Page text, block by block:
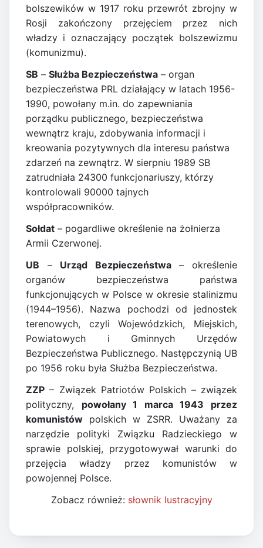
bolszewików w 1917 roku przewrót zbrojny w
Rosji zakończony przejęciem przez nich
władzy i oznaczający początek bolszewizmu
(komunizmu).
SB – Służba Bezpieczeństwa – organ
bezpieczeństwa PRL działający w latach 1956-
1990, powołany m.in. do zapewniania
porządku publicznego, bezpieczeństwa
wewnątrz kraju, zdobywania informacji i
kreowania pozytywnych dla interesu państwa
zdarzeń na zewnątrz. W sierpniu 1989 SB
zatrudniała 24300 funkcjonariuszy, którzy
kontrolowali 90000 tajnych
współpracowników.
Sołdat – pogardliwe określenie na żołnierza
Armii Czerwonej.
UB – Urząd Bezpieczeństwa– określenie
organów bezpieczeństwa państwa
funkcjonujących w Polsce w okresie stalinizmu
(1944–1956). Nazwa pochodzi od jednostek
terenowych, czyli Wojewódzkich, Miejskich,
Powiatowych i Gminnych Urzędów
Bezpieczeństwa Publicznego. Następczynią UB
po 1956 roku była Służba Bezpieczeństwa.
ZZP – Związek Patriotów Polskich – związek
polityczny, powołany 1 marca 1943 przez
komunistów polskich w ZSRR. Uważany za
narzędzie polityki Związku Radzieckiego w
sprawie polskiej, przygotowywał warunki do
przejęcia władzy przez komunistów w
powojennej Polsce.
Zobacz również: słownik lustracyjny